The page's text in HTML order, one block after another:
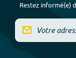
Restez informé(e)